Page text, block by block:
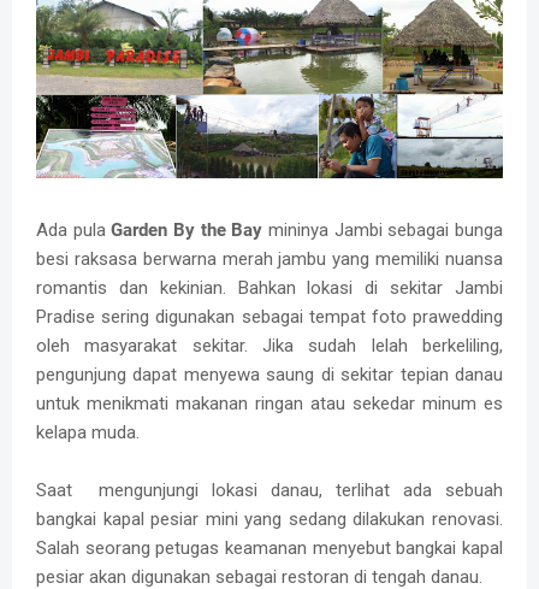
Ada pulaGarden By the Bay mininya Jambi sebagai bunga
besi raksasa berwarna merah jambu yang memiliki nuansa
romantis dan kekinian. Bahkan lokasi di sekitar Jambi
Pradise sering digunakan sebagai tempat foto prawedding
oleh masyarakat sekitar. Jika sudah lelah berkeliling,
pengunjung dapat menyewa saung di sekitar tepian danau
untuk menikmati makanan ringan atau sekedar minum es
kelapa muda.
Saat mengunjungi lokasi danau, terlihat ada sebuah
bangkai kapal pesiar mini yang sedang dilakukan renovasi.
Salah seorang petugas keamanan menyebut bangkai kapal
pesiar akan digunakan sebagai restoran di tengah danau.